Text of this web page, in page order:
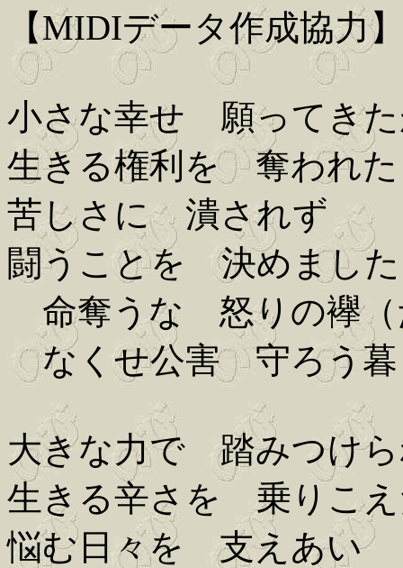
【MIDIデータ作成協力
小さな幸せ 願ってき
生きる権利を 奪われた
苦しさに 潰されず
闘うことを 決めました
命奪うな 怒りの襷（
なくせ公害 守ろう暮
大きな力で 踏みつけ
生きる辛さを 乗りこ
悩む日々を 支えあい